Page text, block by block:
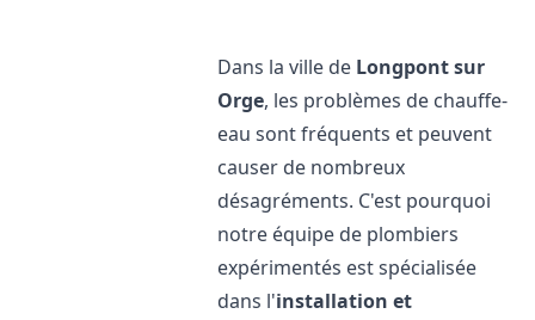
Dans la ville de Longpont sur
Orge, les problèmes de chauffe-
eau sont fréquents et peuvent
causer de nombreux
désagréments. C'est pourquoi
notre équipe de plombiers
expérimentés est spécialisée
dans l'installation et